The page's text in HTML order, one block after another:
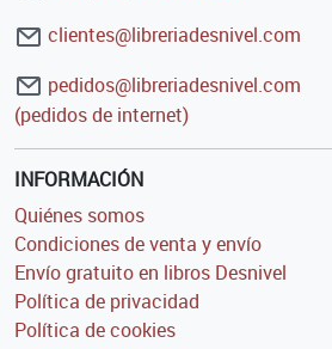
clientes@libreriadesnivel.com
pedidos@libreriadesnivel.com
(pedidos de internet)
INFORMACIÓN
Quiénes somos
Condiciones de venta y envío
Envío gratuito en libros Desnivel
Política de privacidad
Política de cookies